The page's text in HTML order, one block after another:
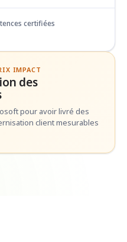
certifiées
IMPACT
des
pour avoir livré des
client mesurables